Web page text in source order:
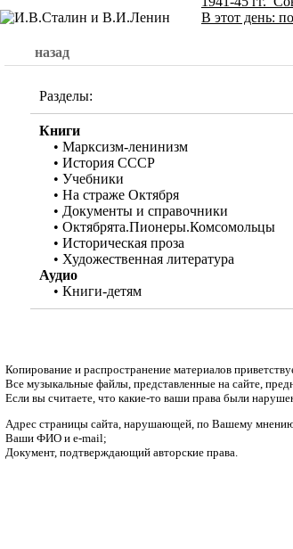
В этот день:
назад
Разделы:
Книги
• Марксизм-ленинизм
• История СССР
• Учебники
• На страже Октября
• Документы и справочники
• Октябрята.Пионеры.Комсомольцы
• Историческая проза
• Художественная литература
Аудио
• Книги-детям
Копирование и распространение материалов
Все музыкальные файлы, представленные на сайте,
Если вы считаете, что какие-то ваши права были
Адрес страницы сайта, нарушающей, по Вашему
Ваши ФИО и e-mail;
Документ, подтверждающий авторские права.